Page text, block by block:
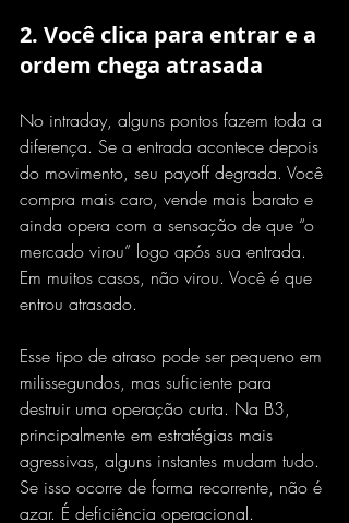
2. Você clica para entrar e a
ordem chega atrasada
No intraday, alguns pontos fazem toda a
diferença. Se a entrada acontece depois
do movimento, seu payoff degrada. Você
compra mais caro, vende mais barato e
ainda opera com a sensação de que “o
mercado virou” logo após sua entrada.
Em muitos casos, não virou. Você é que
entrou atrasado.
Esse tipo de atraso pode ser pequeno em
milissegundos, mas suficiente para
destruir uma operação curta. Na B3,
principalmente em estratégias mais
agressivas, alguns instantes mudam tudo.
Se isso ocorre de forma recorrente, não é
azar. É deficiência operacional.